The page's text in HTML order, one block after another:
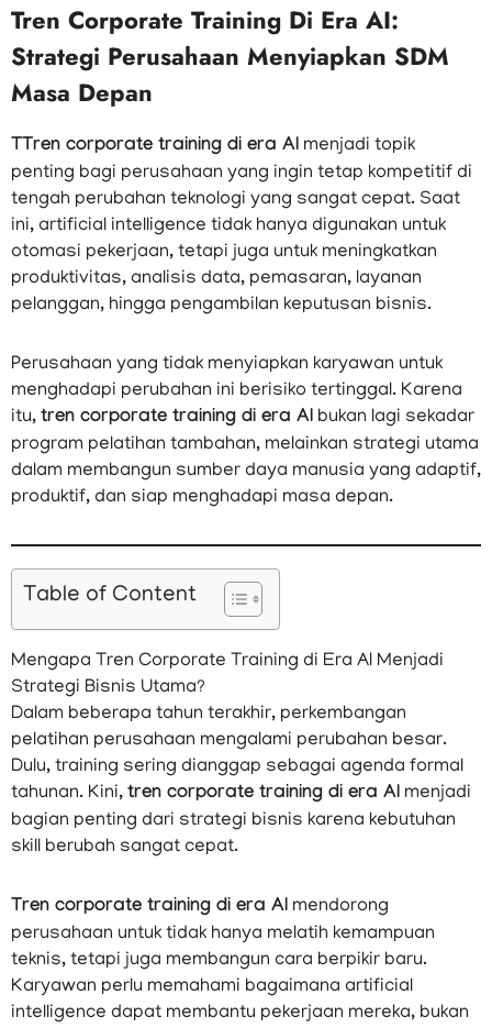
Tren Corporate Training Di Era AI:
Strategi Perusahaan Menyiapkan SDM
Masa Depan
T Tren corporate training di era AI menjadi topik
penting bagi perusahaan yang ingin tetap kompetitif di
tengah perubahan teknologi yang sangat cepat. Saat
ini, artificial intelligence tidak hanya digunakan untuk
otomasi pekerjaan, tetapi juga untuk meningkatkan
produktivitas, analisis data, pemasaran, layanan
pelanggan, hingga pengambilan keputusan bisnis.
Perusahaan yang tidak menyiapkan karyawan untuk
menghadapi perubahan ini berisiko tertinggal. Karena
itu, tren corporate training di era AI bukan lagi sekadar
program pelatihan tambahan, melainkan strategi utama
dalam membangun sumber daya manusia yang adaptif,
produktif, dan siap menghadapi masa depan.
Table of Content
Mengapa Tren Corporate Training di Era AI Menjadi
Strategi Bisnis Utama?
Dalam beberapa tahun terakhir, perkembangan
pelatihan perusahaan mengalami perubahan besar.
Dulu, training sering dianggap sebagai agenda formal
tahunan. Kini, tren corporate training di era AI menjadi
bagian penting dari strategi bisnis karena kebutuhan
skill berubah sangat cepat.
Tren corporate training di era AI mendorong
perusahaan untuk tidak hanya melatih kemampuan
teknis, tetapi juga membangun cara berpikir baru.
Karyawan perlu memahami bagaimana artificial
intelligence dapat membantu pekerjaan mereka, bukan